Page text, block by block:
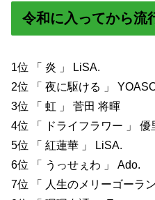
令和に入ってから流
1位 「 炎 」 LiSA.
2位 「 夜に駆ける 」
3位 「 虹 」 菅田 将暉
4位 「 ドライフラワー 」 優
5位 「 紅蓮華 」 LiSA.
6位 「 うっせぇわ 」 Ado.
7位 「 人生のメリーゴーラ